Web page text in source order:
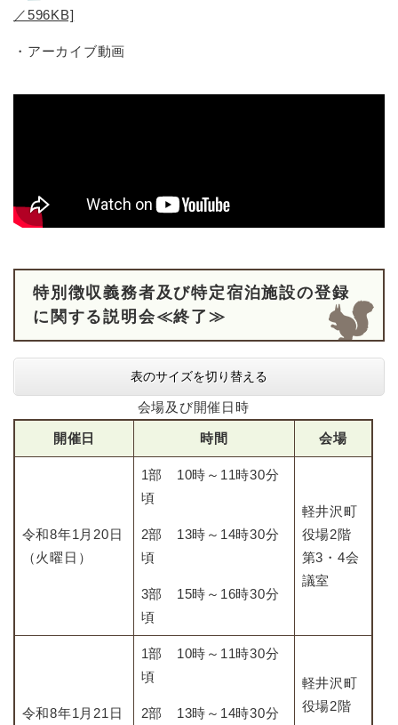
／596KB]
・アーカイブ動画
特別徴収義務者及び特定宿泊施設の登録
に関する説明会≪終了≫
表のサイズを切り替える
会場及び開催日時
開催日 時間 会場
令和8年1月20日
（火曜日）
1部 10時～11時30分
頃
2部 13時～14時30分
頃
3部 15時～16時30分
頃
​軽井沢町
役場2階
第3・4会
議室
令和8年1月21日
1部 10時～11時30分
頃
2部 13時～14時30分
軽井沢町
役場2階